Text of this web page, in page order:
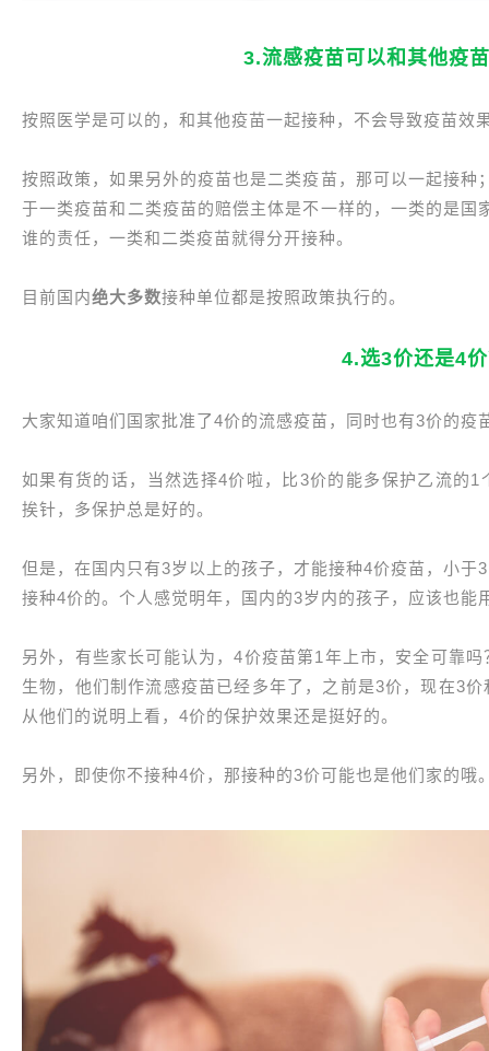
3.流感疫苗可以和其他疫
按照医学是可以的，和其他疫苗一起接种，不会导致疫苗效
按照政策，如果另外的疫苗也是二类疫苗，那可以一起接
于一类疫苗和二类疫苗的赔偿主体是不一样的，一类的是
谁的责任，一类和二类疫苗就得分开接种。
目前国内绝大多数接种单位都是按照政策执行的。
4.选3价还是4
大家知道咱们国家批准了4价的流感疫苗，同时也有3价的疫
如果有货的话，当然选择4价啦，比3价的能多保护乙流的
挨针，多保护总是好的。
但是，在国内只有3岁以上的孩子，才能接种4价疫苗，小
接种4价的。个人感觉明年，国内的3岁内的孩子，应该也能
另外，有些家长可能认为，4价疫苗第1年上市，安全可靠
生物，他们制作流感疫苗已经多年了，之前是3价，现在3
从他们的说明上看，4价的保护效果还是挺好的。
另外，即使你不接种4价，那接种的3价可能也是他们家的哦